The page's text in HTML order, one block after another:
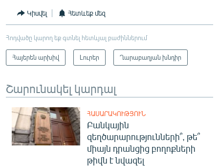
Կիսվել Հետևեք մեզ
Հոդվածը կարող եք գտնել հետևյալ բաժիններում
Հայերեն արխիվ Լուրեր Ղարաբաղյան խնդիր
Շարունակել կարդալ
ՀԱՍԱՐԱԿՈՒԹՅՈՒՆ
Բանկային
զեղծարարությունների՞, թե՞
միայն դրանցից բողոքների
թիվն է նվազել